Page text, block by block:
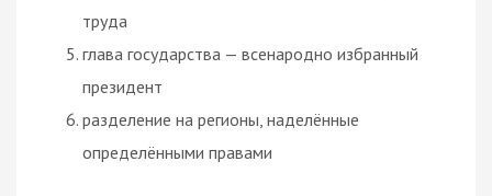
труда
глава государства — всенародно избранный
президент
разделение на регионы, наделённые
определёнными правами